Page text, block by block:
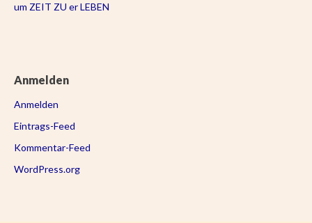
um ZEIT ZU er LEBEN
Anmelden
Anmelden
Eintrags-Feed
Kommentar-Feed
WordPress.org